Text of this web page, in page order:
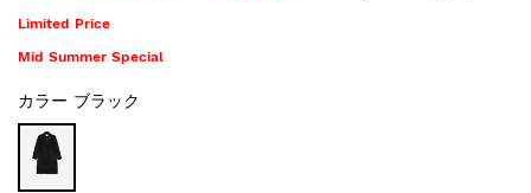
Limited Price
Mid Summer Special
カラー ブラック